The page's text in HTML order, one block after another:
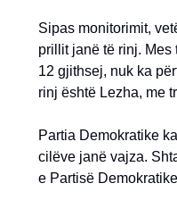
Sipas monitorimit,
prillit janë të rinj.
12 gjithsej, nuk ka
rinj është Lezha, me
Partia Demokratike
cilëve janë vajza.
e Partisë